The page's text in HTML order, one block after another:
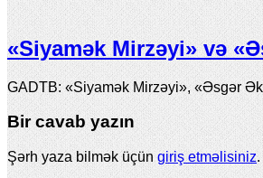
«Siyamək Mirzəyi» və
GADTB: «Siyamək Mirzəyi», «Əsgər
Bir cavab yazın
Şərh yaza bilmək üçün giriş etməlisiniz.